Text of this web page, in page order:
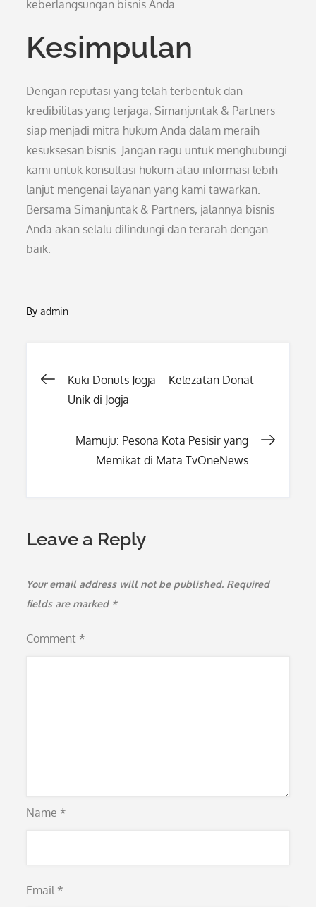
keberlangsungan bisnis Anda.
Kesimpulan
Dengan reputasi yang telah terbentuk dan
kredibilitas yang terjaga, Simanjuntak & Partners
siap menjadi mitra hukum Anda dalam meraih
kesuksesan bisnis. Jangan ragu untuk menghubungi
kami untuk konsultasi hukum atau informasi lebih
lanjut mengenai layanan yang kami tawarkan.
Bersama Simanjuntak & Partners, jalannya bisnis
Anda akan selalu dilindungi dan terarah dengan
baik.
Byadmin
Post
Kuki Donuts Jogja – Kelezatan Donat
Unik di Jogja
Mamuju: Pesona Kota Pesisir yang
Memikat di Mata TvOneNews
Leave a Reply
Your email address will not be published. Required
fields are marked *
Comment *
Name *
Email *